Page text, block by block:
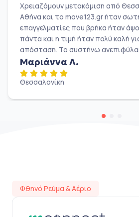
Χρειαζόμουν μετακόμιση από
Αθήνα και το move123.gr ήταν
επαγγελματίες που βρήκα ήταν
πάντα και η τιμή ήταν πολύ καλή
απόσταση. Το συστήνω
Μαριάννα Λ.
Θεσσαλονίκη
Φθηνό Ρεύμα & Αέριο